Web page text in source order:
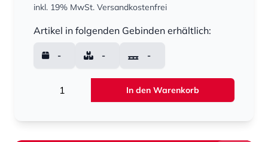
inkl. 19% MwSt. Versandkostenfrei
Artikel in folgenden Gebinden erhältlich:
- - -
In den Warenkorb